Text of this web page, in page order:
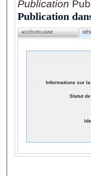
Publication
Publication
ACCÈS EN LIGNE
Informations sur
Statut